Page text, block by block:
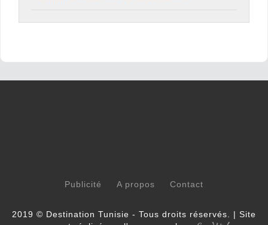
Publicité A propos Contact
2019 © Destination Tunisie - Tous droits réservés. | Site